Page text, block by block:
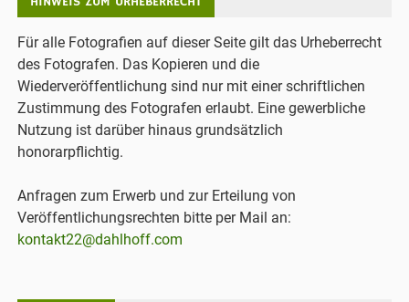
Für alle Fotografien auf dieser Seite gilt das Urheberrecht
des Fotografen. Das Kopieren und die
Wiederveröffentlichung sind nur mit einer schriftlichen
Zustimmung des Fotografen erlaubt. Eine gewerbliche
Nutzung ist darüber hinaus grundsätzlich
honorarpflichtig.
Anfragen zum Erwerb und zur Erteilung von
Veröffentlichungsrechten bitte per Mail an:
kontakt22@dahlhoff.com